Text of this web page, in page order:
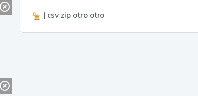
| csvzip otro otro